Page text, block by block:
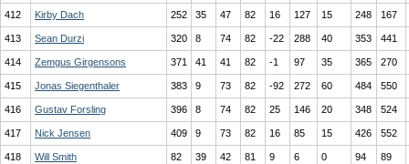
412 Kirby Dach 252 35 47 82 16 127 15 248 167
413 Sean Durzi 320 8 74 82 -22 288 40 353 441
414 Zemgus Girgensons 371 41 41 82 -1 97 35 365 270
415 Jonas Siegenthaler 383 9 73 82 -92 272 60 484 550
416 Gustav Forsling 396 8 74 82 25 146 20 348 524
417 Nick Jensen 409 9 73 82 16 85 15 426 552
418 Will Smith 82 39 42 81 9 6 0 94 89